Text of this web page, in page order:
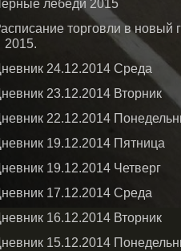
лебеди 2015
торговли в новый
2015.
24.12.2014 Среда
23.12.2014 Вторник
22.12.2014
19.12.2014 Пятница
19.12.2014 Четверг
17.12.2014 Среда
16.12.2014 Вторник
15.12.2014